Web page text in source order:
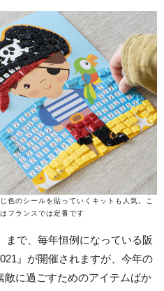
色のシールを貼っていくキットも人気。こ
フランスでは定番です
まで、毎年恒例になっている阪
』が開催されますが、今年の
に過ごすためのアイテムばか